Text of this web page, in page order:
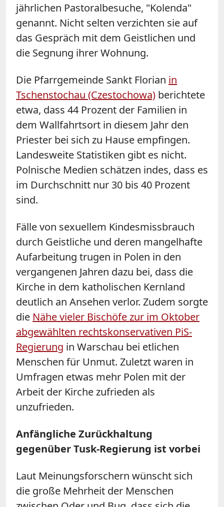
jährlichen Pastoralbesuche, "Kolenda"
genannt. Nicht selten verzichten sie auf
das Gespräch mit dem Geistlichen und
die Segnung ihrer Wohnung.
Die Pfarrgemeinde Sankt Florian in
Tschenstochau (Czestochowa) berichtete
etwa, dass 44 Prozent der Familien in
dem Wallfahrtsort in diesem Jahr den
Priester bei sich zu Hause empfingen.
Landesweite Statistiken gibt es nicht.
Polnische Medien schätzen indes, dass es
im Durchschnitt nur 30 bis 40 Prozent
sind.
Fälle von sexuellem Kindesmissbrauch
durch Geistliche und deren mangelhafte
Aufarbeitung trugen in Polen in den
vergangenen Jahren dazu bei, dass die
Kirche in dem katholischen Kernland
deutlich an Ansehen verlor. Zudem sorgte
die Nähe vieler Bischöfe zur im Oktober
abgewählten rechtskonservativen PiS-
Regierung in Warschau bei etlichen
Menschen für Unmut. Zuletzt waren in
Umfragen etwas mehr Polen mit der
Arbeit der Kirche zufrieden als
unzufrieden.
Anfängliche Zurückhaltung
gegenüber Tusk-Regierung ist vorbei
Laut Meinungsforschern wünscht sich
die große Mehrheit der Menschen